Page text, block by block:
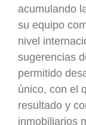
acumulando
su equipo
nivel
sugerencias
permitido
único, con el
resultado y
inmobiliarios